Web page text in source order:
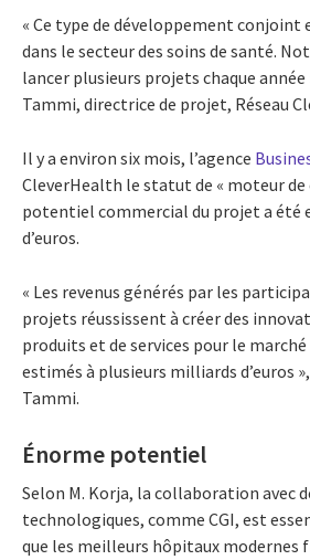
« Ce type de développement conjoint
dans le secteur des soins de santé.
lancer plusieurs projets chaque année
Tammi, directrice de projet, Réseau
Il y a environ six mois, l’agence
CleverHealth le statut de « moteur de
potentiel commercial du projet a été
d’euros.
« Les revenus générés par les
projets réussissent à créer des
produits et de services pour le
estimés à plusieurs milliards d’euros
Tammi.
Énorme potentiel
Selon M. Korja, la collaboration avec
technologiques, comme CGI, est
que les meilleurs hôpitaux modernes